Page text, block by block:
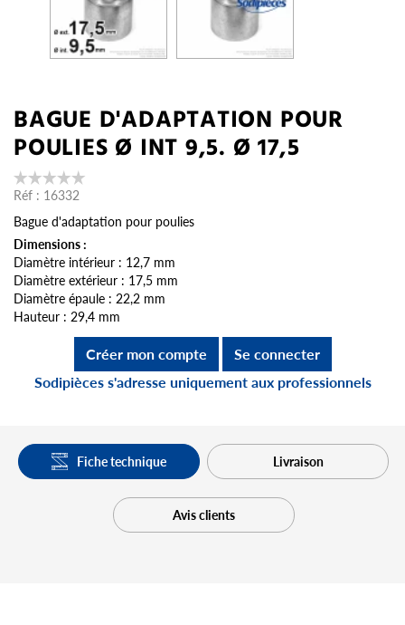
BAGUE D'ADAPTATION POUR
POULIES Ø INT 9,5. Ø 17,5
Réf : 16332
Bague d'adaptation pour poulies
Dimensions :
Diamètre intérieur : 12,7 mm
Diamètre extérieur : 17,5 mm
Diamètre épaule : 22,2 mm
Hauteur : 29,4 mm
Créer mon compte
Se connecter
Sodipièces s'adresse uniquement aux professionnels
Fiche technique Livraison
Avis clients